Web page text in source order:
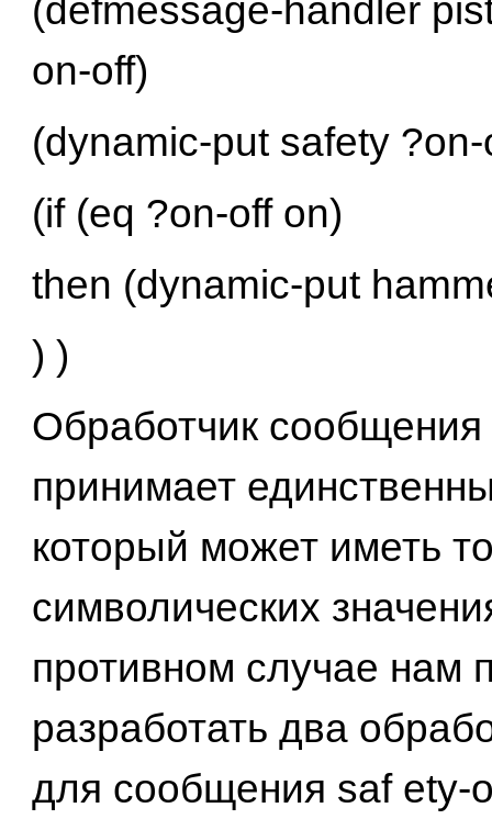
(defmessage-handler
on-off)
(dynamic-put safety ?on-
(if (eq ?on-off on)
then (dynamic-put
) )
Обработчик сообщения
принимает
который может иметь
символических
противном случае нам
разработать два
для сообщения saf ety-